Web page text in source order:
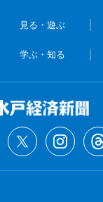
見る・遊ぶ
学ぶ・知る